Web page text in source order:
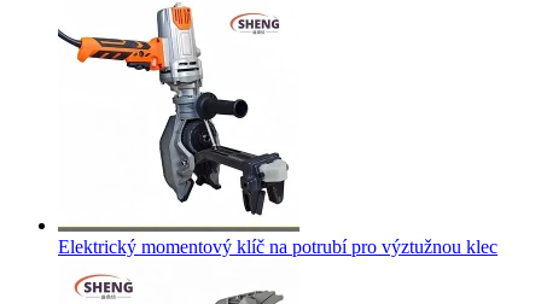
Elektrický momentový klíč na potrubí pro výztužnou klec